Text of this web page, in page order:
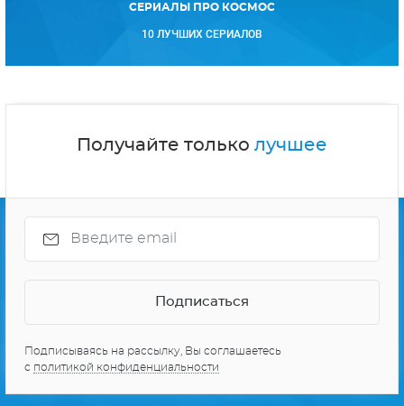
СЕРИАЛЫ ПРО КОСМОС
10 ЛУЧШИХ СЕРИАЛОВ
Получайте только лучшее
Подписываясь на рассылку, Вы соглашаетесь
с политикой конфиденциальности